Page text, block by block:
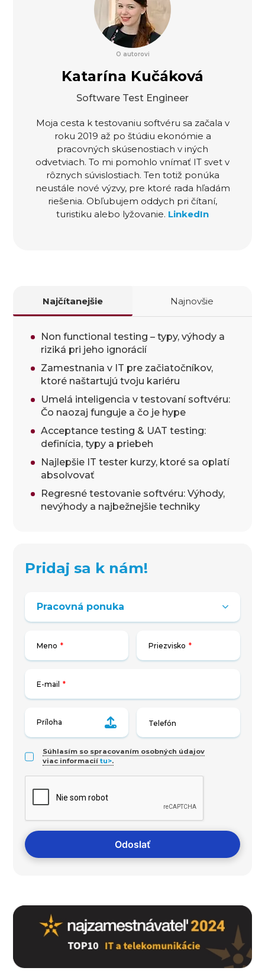
O autorovi
Katarína Kučáková
Software Test Engineer
Moja cesta k testovaniu softvéru sa začala v
roku 2019 až po štúdiu ekonómie a
pracovných skúsenostiach v iných
odvetviach. To mi pomohlo vnímať IT svet v
rôznych súvislostiach. Ten totiž ponúka
neustále nové výzvy, pre ktoré rada hľadám
riešenia. Obľubujem oddych pri čítaní,
turistiku alebo lyžovanie. LinkedIn
Najčítanejšie Najnovšie
Non functional testing – typy, výhody a
riziká pri jeho ignorácií
Zamestnania v IT pre začiatočníkov,
ktoré naštartujú tvoju kariéru
Umelá inteligencia v testovaní softvéru:
Čo naozaj funguje a čo je hype
Acceptance testing & UAT testing:
definícia, typy a priebeh
Najlepšie IT tester kurzy, ktoré sa oplatí
absolvovať
Regresné testovanie softvéru: Výhody,
nevýhody a najbežnejšie techniky
Pridaj sa k nám!
Meno * Priezvisko *
E-mail *
Príloha
Súhlasím so spracovaním osobných údajov
viac informaciítu>.